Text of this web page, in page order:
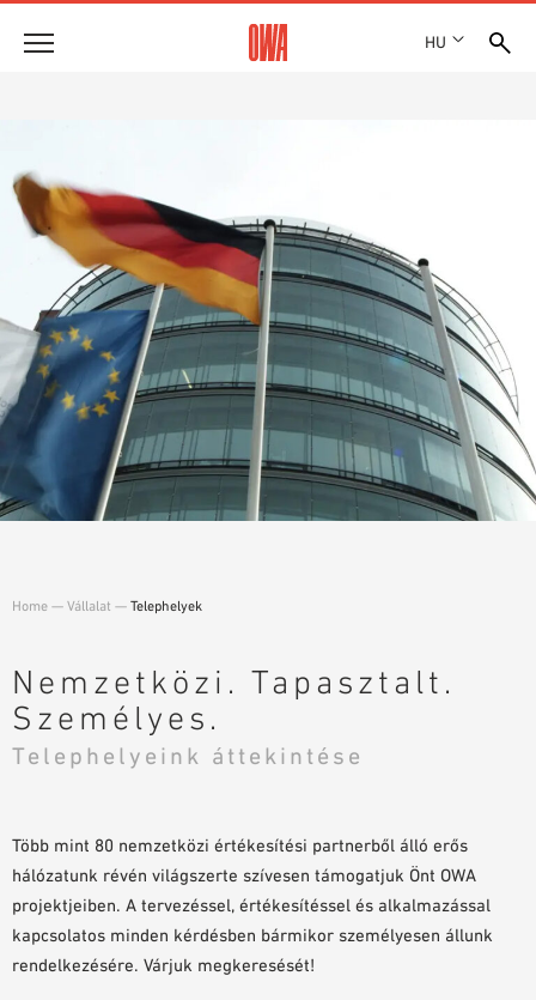
HU
TELEPHELYEK
SHOWROOM 7TH FLOOR
Termékek
TERMÉKÁTTEKINTÉS
CÉLIRÁNYOS KERESÉS
KERESÉS MŰSZAKI TARTALOM SZERINT
Megoldások
FUNKCIÓK
ALKALMAZÁSI TERÜLETEK
Referenciák
Műszaki tanácsadás
Szolgáltatás
KÖTTSÉGVETÉS KIÍRÁSI SZÖVEGEK
LETÖLTÉSEK
TELJESÍTMÉNYNYILATKOZAT (DOP)
Home — Vállalat — Telephelyek
Nemzetközi. Tapasztalt.
Személyes.
Telephelyeink áttekintése
Több mint 80 nemzetközi értékesítési partnerből álló erős
hálózatunk révén világszerte szívesen támogatjuk Önt OWA
projektjeiben. A tervezéssel, értékesítéssel és alkalmazással
kapcsolatos minden kérdésben bármikor személyesen állunk
rendelkezésére. Várjuk megkeresését!